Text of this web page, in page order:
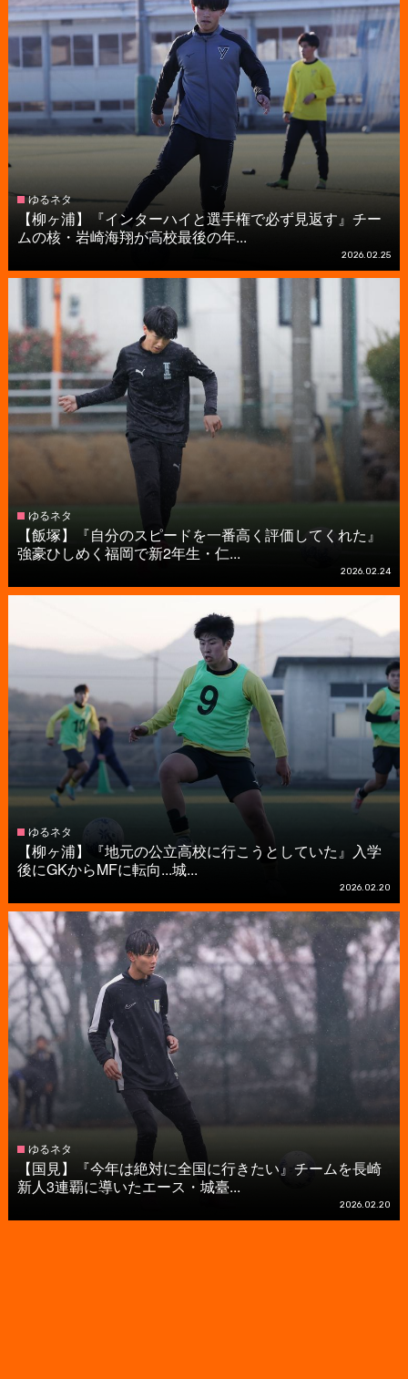
ゆるネタ
【柳ヶ浦】『インターハイと選手権で必ず見返す』チー
ムの核・岩崎海翔が高校最後の年...
2026.02.25
ゆるネタ
【飯塚】『自分のスピードを一番高く評価してくれた』
強豪ひしめく福岡で新2年生・仁...
2026.02.24
ゆるネタ
【柳ヶ浦】『地元の公立高校に行こうとしていた』入学
後にGKからMFに転向...城...
2026.02.20
ゆるネタ
【国見】『今年は絶対に全国に行きたい』チームを長崎
新人3連覇に導いたエース・城臺...
2026.02.20